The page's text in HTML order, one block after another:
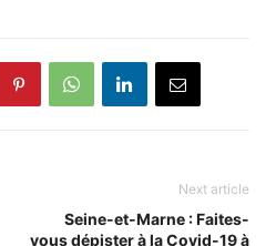
Next article
Seine-et-Marne : Faites-
vous dépister à la Covid-19 à